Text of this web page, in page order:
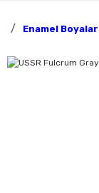
Enamel Boyalar